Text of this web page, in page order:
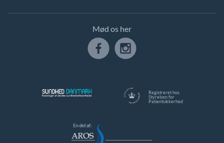
Registreret hos
Styrelsen for
Patientsikkerhed
Mød os her